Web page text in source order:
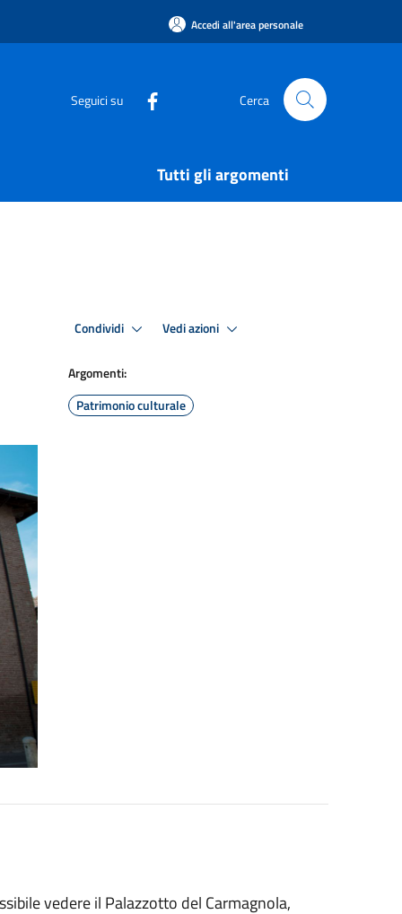
Accedi all'area personale
Seguici su Cerca
Tutti gli argomenti
Condividi Vedi azioni
Argomenti:
Patrimonio culturale
vedere il Palazzotto del Carmagnola,